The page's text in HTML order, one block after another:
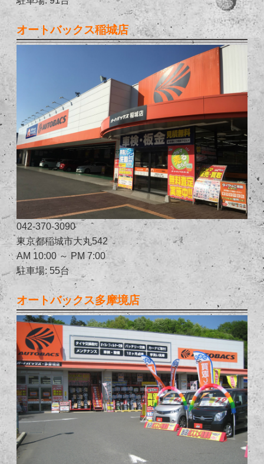
オートバックス稲城店
042-370-3090
東京都稲城市大丸542
AM 10:00 ～ PM 7:00
駐車場: 55台
オートバックス多摩境店